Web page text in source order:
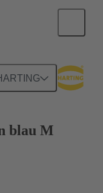
blau M